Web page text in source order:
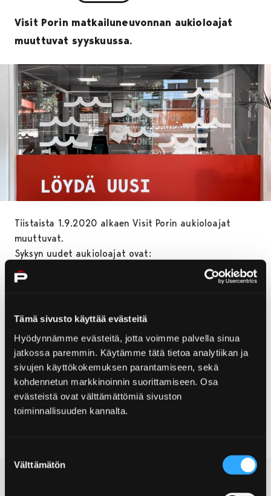
Tämä sivusto käyttää evästeitä
Hyödynnämme evästeitä, jotta voimme palvella sinua
jatkossa paremmin. Käytämme tätä tietoa analytiikan ja
sivujen käyttökokemuksen parantamiseen, sekä
kohdennetun markkinoinnin suorittamiseen. Osa
evästeistä ovat välttämättömiä sivuston
toiminnallisuuden kannalta.
valinta
Välttämätön
Visit Porin matkailuneuvonnan aukioloajat
muuttuvat syyskuussa.
Tiistaista 1.9.2020 alkaen Visit Porin aukioloajat
muuttuvat.
Syksyn uudet aukioloajat ovat:
ma klo 10-17
pe klo 10-15
AUKIOLOMUUTOS MATKAILUNEUVONTA